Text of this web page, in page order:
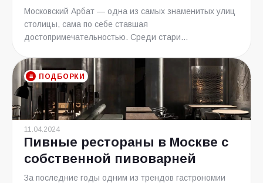
Московский Арбат — одна из самых знаменитых улиц
столицы, сама по себе ставшая
достопримечательностью. Среди стари...
ПОДБОРКИ
11.04.2024
Пивные рестораны в Москве с
собственной пивоварней
За последние годы одним из трендов гастрономии